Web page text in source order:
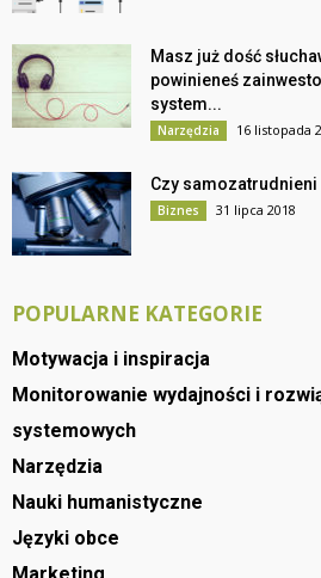
Masz już dość
powinieneś
system...
Narzędzia 16 listopada
Czy
Biznes 31 lipca 2018
POPULARNE KATEGORIE
Motywacja i inspiracja
Monitorowanie wydajności i
systemowych
Narzędzia
Nauki humanistyczne
Języki obce